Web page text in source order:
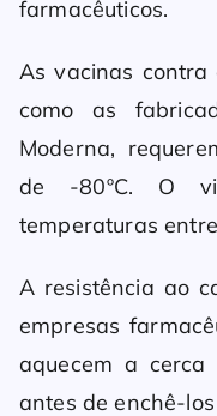
farmacêuticos.
As vacinas contra
como as
Moderna,
de -80ºC. O
temperaturas
A resistência ao
empresas
aquecem a cerca
antes de enchê-